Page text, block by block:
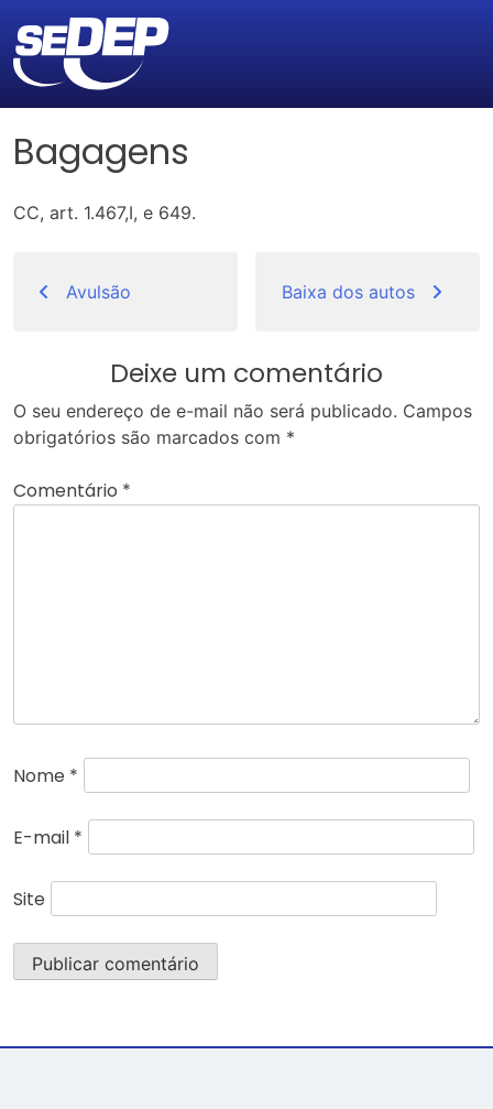
Bagagens
CC, art. 1.467,I, e 649.
de
Avulsão Baixa dos autos
Deixe um comentário
O seu endereço de e-mail não será publicado. Campos
obrigatórios são marcados com *
Comentário *
Nome *
E-mail *
Site